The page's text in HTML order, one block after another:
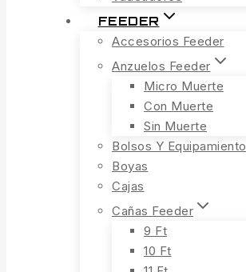
FEEDER
Accesorios Feeder
Anzuelos Feeder
Micro Muerte
Con Muerte
Sin Muerte
Bolsos Y Equipamiento
Boyas
Cajas
Cañas Feeder
9 Ft
10 Ft